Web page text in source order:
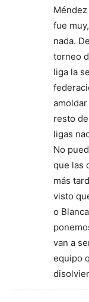
fue
nada.
torneo
liga la
resto
ligas
No
que las
más
visto
o
van a
equipo